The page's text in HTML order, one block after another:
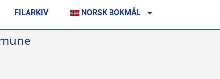
FILARKIV NORSK BOKMÅL